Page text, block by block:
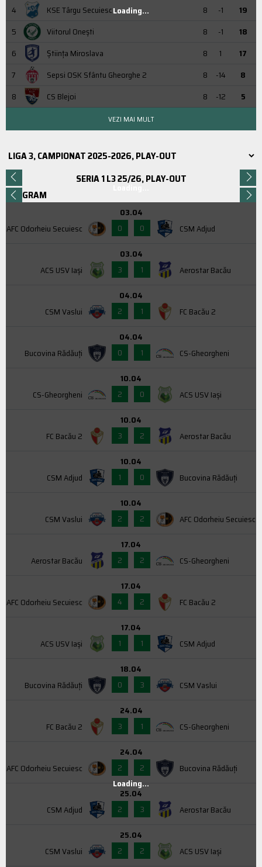
4 KSE Târgu Secuiesc 8 -1
19
5
Viitorul Onești 8 -1
18
6
Știința Miroslava 8 1
17
7
Sepsi OSK Sfântu Gheorghe 2 8 -14
8
8
CS Blejoi 8 -12 5
Loading...
VEZI MAI MULT
SERIA 1 L3 25/26, PLAY-OUT
PROGRAM
AFC Odorheiu Secuiesc
03.04
0
0 CSM Adjud
ACS USV Iaşi
03.04
3
1 Aerostar Bacău
CSM Vaslui
04.04
2
1 FC Bacău 2
Bucovina Rădăuți
04.04
0
1 CS-Gheorgheni
CS-Gheorgheni
10.04
2
0 ACS USV Iaşi
FC Bacău 2
10.04
3
2 Aerostar Bacău
CSM Adjud
10.04
1
0 Bucovina Rădăuți
CSM Vaslui
10.04
2
2 AFC Odorheiu Secuiesc
Aerostar Bacău
17.04
2
2 CS-Gheorgheni
AFC Odorheiu Secuiesc
17.04
4
2 FC Bacău 2
ACS USV Iaşi
17.04
1
1 CSM Adjud
Bucovina Rădăuți
18.04
0
3 CSM Vaslui
FC Bacău 2
24.04
3
1 CS-Gheorgheni
AFC Odorheiu Secuiesc
24.04
2
2 Bucovina Rădăuți
CSM Adjud
25.04
2
3 Aerostar Bacău
CSM Vaslui
25.04
2
2 ACS USV Iaşi
Loading...